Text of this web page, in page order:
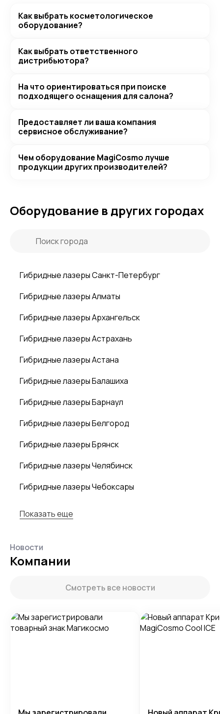
Как выбрать косметологическое
оборудование?
Как выбрать ответственного
дистрибьютора?
На что ориентироваться при поиске
подходящего оснащения для салона?
Предоставляет ли ваша компания
сервисное обслуживание?
Чем оборудование MagiCosmo лучше
продукции других производителей?
Оборудование в других городах
Гибридные лазеры Санкт-Петербург
Гибридные лазеры Алматы
Гибридные лазеры Архангельск
Гибридные лазеры Астрахань
Гибридные лазеры Астана
Гибридные лазеры Балашиха
Гибридные лазеры Барнаул
Гибридные лазеры Белгород
Гибридные лазеры Брянск
Гибридные лазеры Челябинск
Гибридные лазеры Чебоксары
Показать еще
Новости
Компании
Смотреть все новости